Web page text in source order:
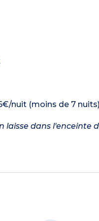
nuit (moins de 7
laisse dans l'enceinte